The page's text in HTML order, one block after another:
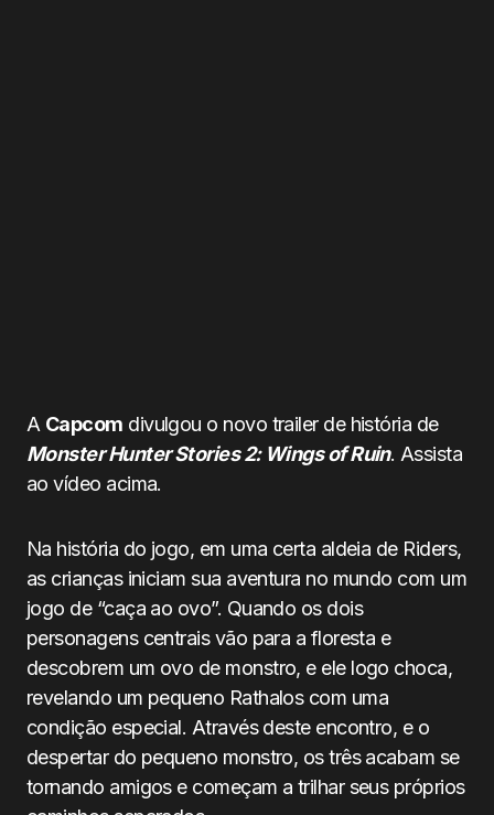
A Capcom divulgou o novo trailer de história de
Monster Hunter Stories 2: Wings of Ruin. Assista
ao vídeo acima.
Na história do jogo, em uma certa aldeia de Riders,
as crianças iniciam sua aventura no mundo com um
jogo de “caça ao ovo”. Quando os dois
personagens centrais vão para a floresta e
descobrem um ovo de monstro, e ele logo choca,
revelando um pequeno Rathalos com uma
condição especial. Através deste encontro, e o
despertar do pequeno monstro, os três acabam se
tornando amigos e começam a trilhar seus próprios